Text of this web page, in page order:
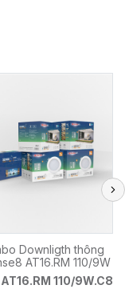
Downligth thông
AT16.RM 110/9W
110/9W.C8